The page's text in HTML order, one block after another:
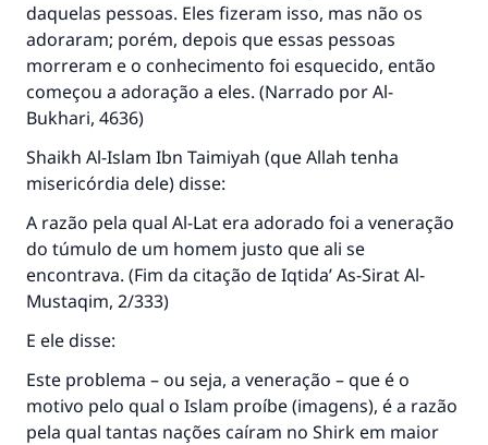
daquelas pessoas. Eles fizeram isso, mas não os
adoraram; porém, depois que essas pessoas
morreram e o conhecimento foi esquecido, então
começou a adoração a eles. (Narrado por Al-
Bukhari, 4636)
Shaikh Al-Islam Ibn Taimiyah (que Allah tenha
misericórdia dele) disse:
A razão pela qual Al-Lat era adorado foi a veneração
do túmulo de um homem justo que ali se
encontrava. (Fim da citação deIqtida’ As-Sirat Al-
Mustaqim, 2/333)
E ele disse:
Este problema – ou seja, a veneração – que é o
motivo pelo qual o Islam proíbe (imagens), é a razão
pela qual tantas nações caíram no Shirk em maior